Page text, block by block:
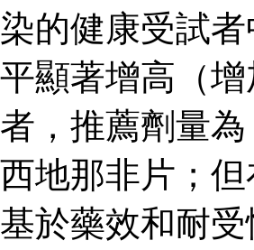
染的健康受試
平顯著增高（
者，推薦劑量
西地那非片；
基於藥效和耐